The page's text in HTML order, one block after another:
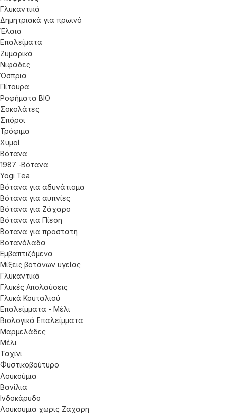
Γλυκαντικά
Δημητριακά για πρωινό
Έλαια
Επαλείματα
Ζυμαρικά
Νιφάδες
Όσπρια
Πίτουρα
Ροφήματα ΒΙΟ
Σοκολάτες
Σπόροι
Τρόφιμα
Χυμοί
Βότανα
1987 -Βότανα
Yogi Tea
Βότανα για αδυνάτισμα
Βότανα για αυπνίες
Βότανα για Ζάχαρο
Βότανα για Πίεση
Βοτανα για προστατη
Βοτανόλαδα
Εμβαπτιζόμενα
Μίξεις βοτάνων υγείας
Γλυκαντικά
Γλυκές Απολαύσεις
Γλυκά Κουταλιού
Επαλείμματα - Μέλι
Βιολογικά Επαλείμματα
Μαρμελάδες
Μέλι
Ταχίνι
Φυστικοβούτυρο
Λουκούμια
Βανίλια
Ινδοκάρυδο
Λουκουμια χωρις Ζαχαρη